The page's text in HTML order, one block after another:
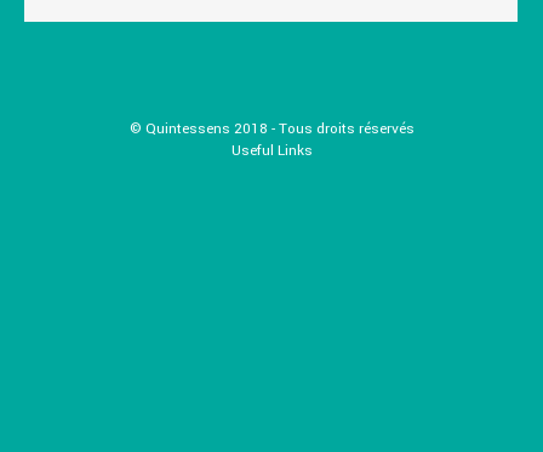
© Quintessens 2018 - Tous droits réservés
Useful Links